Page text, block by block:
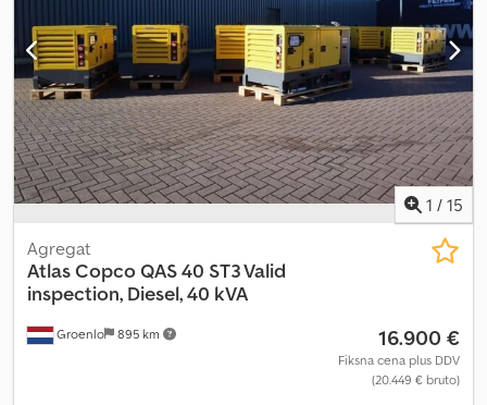
1 / 15
Groenlo 895 km
Agregat
Atlas CopcoQAS 40 ST3 Valid
inspection, Diesel, 40 kVA
16.900 €
Fiksna cena plus DDV
(20.449 € bruto)